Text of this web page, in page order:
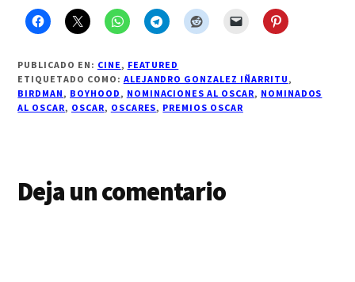
PUBLICADO EN: CINE , FEATURED
ETIQUETADO COMO: ALEJANDRO GONZALEZ IÑARRITU ,
BIRDMAN , BOYHOOD , NOMINACIONES AL OSCAR, NOMINADOS
AL OSCAR, OSCAR, OSCARES, PREMIOS OSCAR
Interacciones
Deja un comentario